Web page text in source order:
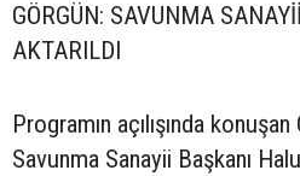
GÖRGÜN: SAVUNMA
AKTARILDI
Programın açılışında
Savunma Sanayii Başkanı